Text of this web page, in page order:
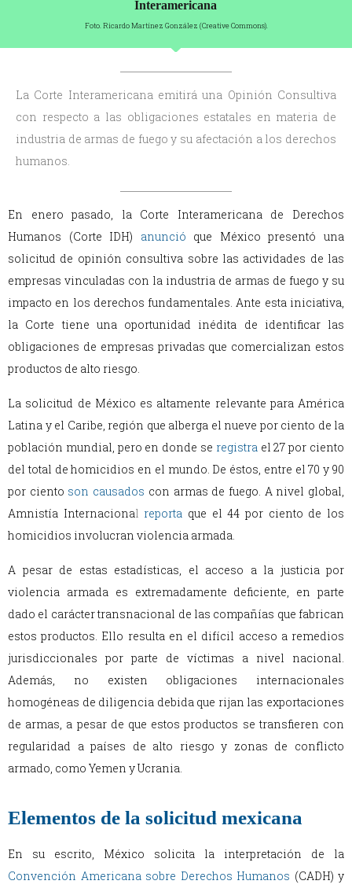
Foto. Ricardo Martínez González (Creative Commons).
La Corte Interamericana emitirá una Opinión Consultiva
con respecto a las obligaciones estatales en materia de
industria de armas de fuego y su afectación a los derechos
humanos.
En enero pasado, la Corte Interamericana de Derechos
Humanos (Corte IDH)
anunció que México presentó una
solicitud de opinión consultiva sobre las actividades de las
empresas vinculadas con la industria de armas de fuego y su
impacto en los derechos fundamentales. Ante esta iniciativa,
la Corte tiene una oportunidad inédita de identificar las
obligaciones de empresas privadas que comercializan estos
productos de alto riesgo.
La solicitud de México es altamente relevante para América
Latina y el Caribe, región que alberga el nueve por ciento de la
población mundial, pero en donde se registra el 27 por ciento
del total de homicidios en el mundo. De éstos, entre el 70 y 90
por ciento son causados con armas de fuego. A nivel global,
Amnistía Internacional reporta que el 44 por ciento de los
homicidios involucran violencia armada.
A pesar de estas estadísticas, el acceso a la justicia por
violencia armada es extremadamente deficiente, en parte
dado el carácter transnacional de las compañías que fabrican
estos productos. Ello resulta en el difícil acceso a remedios
jurisdiccionales por parte de víctimas a nivel nacional.
Además, no existen obligaciones internacionales
homogéneas de diligencia debida que rijan las exportaciones
de armas, a pesar de que estos productos se transfieren con
regularidad a países de alto riesgo y zonas de conflicto
armado, como Yemen y Ucrania.
Elementos de la solicitud mexicana
En su escrito, México solicita la interpretación de la
Convención Americana sobre Derechos Humanos (CADH) y